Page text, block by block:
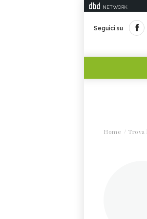
NETWORK
Seguici su
Home Trova